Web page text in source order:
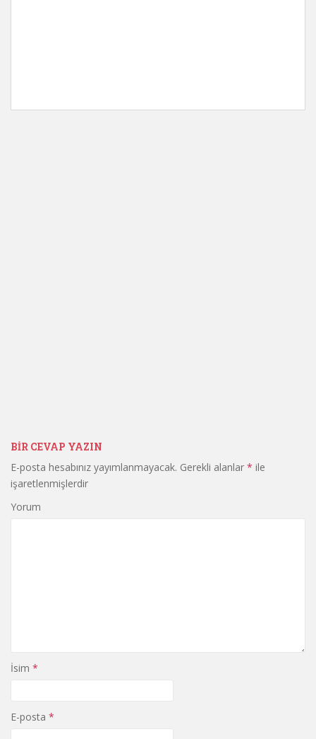
BIR CEVAP YAZIN
E-posta hesabınız yayımlanmayacak. Gerekli alanlar * ile
işaretlenmişlerdir
Yorum
İsim *
E-posta *